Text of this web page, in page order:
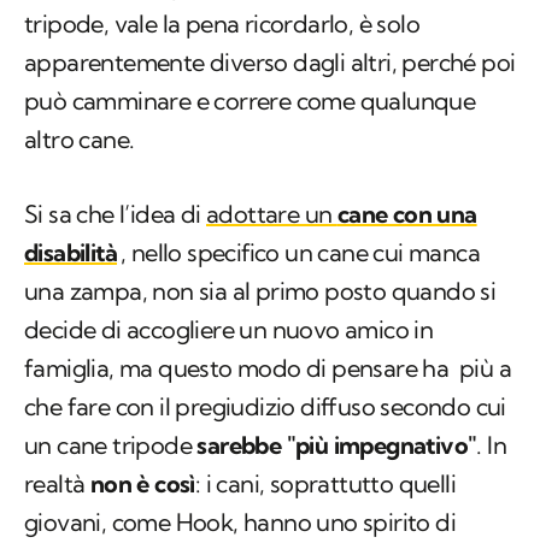
tripode, vale la pena ricordarlo, è solo
apparentemente diverso dagli altri, perché poi
può camminare e correre come qualunque
altro cane.
Si sa che l’idea di adottare un cane con una
disabilità, nello specifico un cane cui manca
una zampa, non sia al primo posto quando si
decide di accogliere un nuovo amico in
famiglia, ma questo modo di pensare ha più a
che fare con il pregiudizio diffuso secondo cui
un cane tripodesarebbe "più impegnativo". In
realtà non è così: i cani, soprattutto quelli
giovani, come Hook, hanno uno spirito di